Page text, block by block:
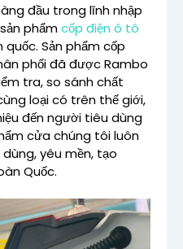
đầu trong lĩnh nhập
phẩmcốp điện ô tô
Sản phẩm cốp
phối đã được Rambo
tra, so sánh chất
loại có trên thế giới,
đến người tiêu dùng
cửa chúng tôi luôn
yêu mền, tạo
Quốc.